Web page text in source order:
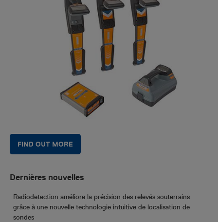
FIND OUT MORE
Dernières nouvelles
Radiodetection améliore la précision des relevés souterrains
grâce à une nouvelle technologie intuitive de localisation de
sondes